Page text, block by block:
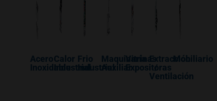
Acero
Inoxidable
Calor
Industrial
Frio
Industrial
Maquinaría
Auxiliar
Vitrinas
Expositoras
Extracción
/
Ventilación
Mobiliario